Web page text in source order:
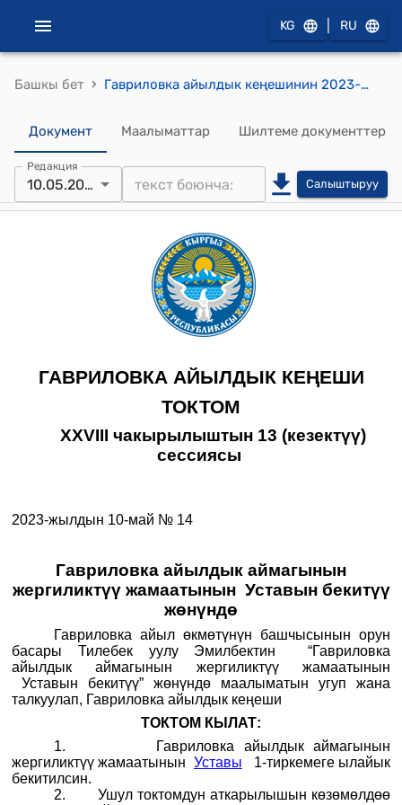
KG RU
Башкы бет › Гавриловка айылдык кеңешинин 2023-жылдын 10-май № 14 "Гавриловка айылдык аймагынын жергиликтүү жамаатынын Уставын бекитүү жөнүндө" токтому
Документ Маалыматтар Шилтеме документтер
Редакция
10.05.2023 Салыштыруу